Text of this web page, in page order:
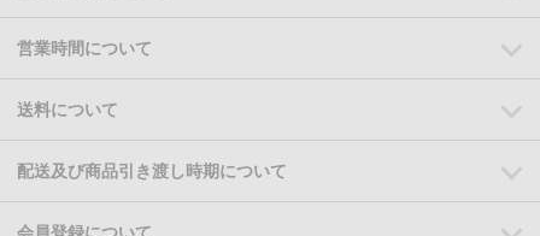
営業時間について
送料について
配送及び商品引き渡し時期について